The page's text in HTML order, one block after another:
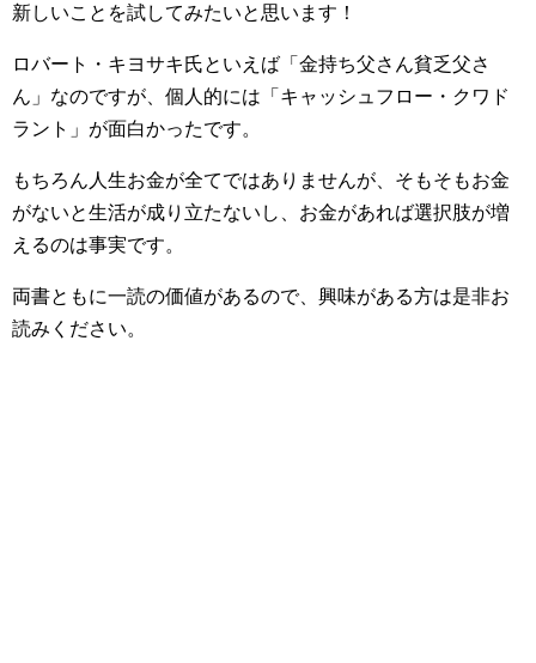
新しいことを試してみたいと思います！
ロバート・キヨサキ氏といえば「金持ち父さん貧乏父さ
ん」なのですが、個人的には「キャッシュフロー・クワド
ラント」が面白かったです。
もちろん人生お金が全てではありませんが、そもそもお金
がないと生活が成り立たないし、お金があれば選択肢が増
えるのは事実です。
両書ともに一読の価値があるので、興味がある方は是非お
読みください。